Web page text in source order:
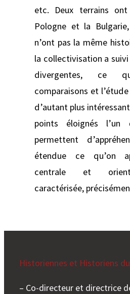
etc. Deux terrains
Pologne et la
n’ont pas la même
la collectivisation a
divergentes, ce
comparaisons et
d’autant plus
points éloignés l’un
permettent
étendue ce qu’on
centrale et
caractérisée,
Historiennes et Historiens
– Co-directeur et directrice